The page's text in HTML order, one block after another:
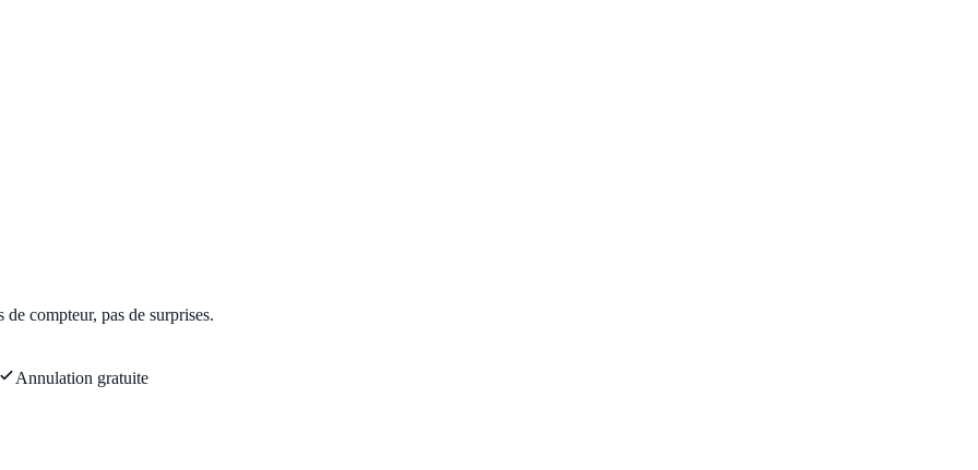
compteur, pas de surprises.
Annulation gratuite